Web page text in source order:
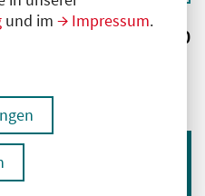
und im Impressum.
Ergebnisse: 0